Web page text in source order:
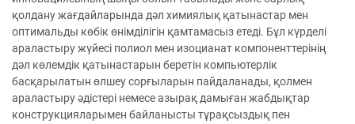
қолдану жағдайларында дәл химиялық қатынастар мен
оптимальды көбік өнімділігін қамтамасыз етеді. Бұл күрделі
араластыру жүйесі полиол мен изоцианат компоненттерінің
дәл көлемдік қатынастарын беретін компьютерлік
басқарылатын өлшеу сорғыларын пайдаланады, қолмен
араластыру әдістері немесе азырақ дамыған жабдықтар
конструкцияларымен байланысты тұрақсыздық пен